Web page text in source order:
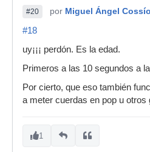
#20 por Miguel Ángel Cossío
#18
uy¡¡¡ perdón. Es la edad.
Primeros a las 10 segundos a
Por cierto, que eso también
a meter cuerdas en pop u otros
1